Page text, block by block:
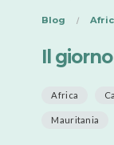
Blog
Il
Africa
Mauritania